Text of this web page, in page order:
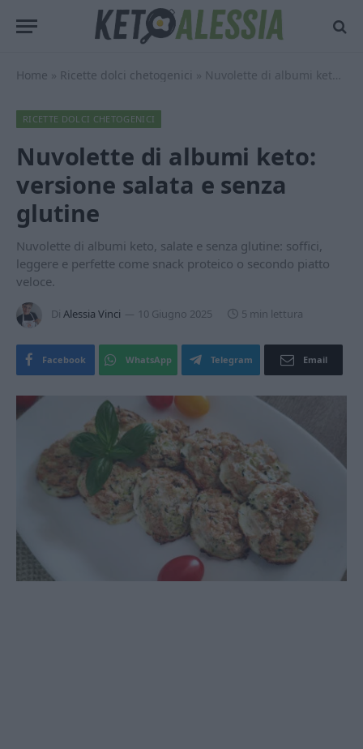
Home » Ricette dolci chetogenici » Nuvolette di albumi keto: versione salata e senza glutine
RICETTE DOLCI CHETOGENICI
Nuvolette di albumi keto:
versione salata e senza
glutine
Nuvolette di albumi keto, salate e senza glutine: soffici,
leggere e perfette come snack proteico o secondo piatto
veloce.
Di Alessia Vinci 10 Giugno 2025 5 min lettura
Facebook WhatsApp Telegram Email